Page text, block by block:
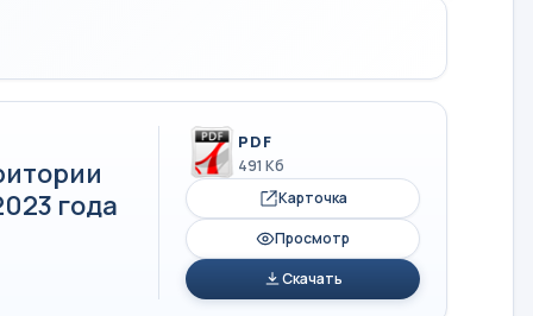
года
PDF
491 Кб
Карточка
Просмотр
Скачать